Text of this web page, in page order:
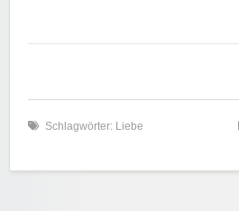
Schlagwörter: Liebe